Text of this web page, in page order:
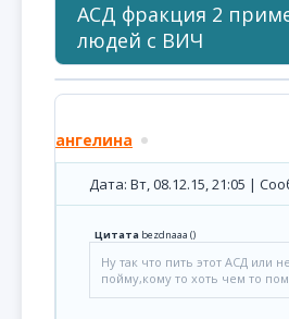
АСД фракция 2
людей с ВИЧ
ангелина
Дата: Вт, 08.12.15, 21:05 |
Цитата bezdnaaa ()
Ну так что пить этот АСД или
пойму,кому то хоть чем то